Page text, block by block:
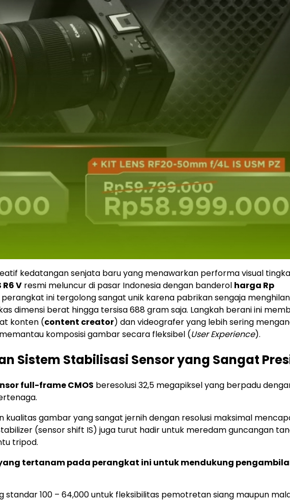
kedatangan senjata baru yang menawarkan performa visual
R6 V resmi meluncur di pasar Indonesia dengan banderol harga Rp
ini tergolong sangat unik karena pabrikan sengaja
dimensi berat hingga tersisa 688 gram saja. Langkah berani ini
konten (content creator) dan videografer yang lebih sering
komposisi gambar secara fleksibel (User Experience).
Sistem Stabilisasi Sensor yang Sangat
full-frame CMOS beresolusi 32,5 megapiksel yang berpadu
gambar yang sangat jernih dengan resolusi maksimal
(sensor shift IS) juga turut hadir untuk meredam guncangan
tripod.
tertanam pada perangkat ini untuk mendukung
standar 100 – 64,000 untuk fleksibilitas pemotretan siang maupun